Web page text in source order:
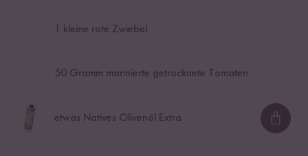
1 kleine rote Zwiebel
50 Gramm marinierte getrocknete Tomaten
etwas Natives Olivenöl Extra